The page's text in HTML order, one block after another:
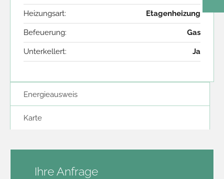
Heizungsart: Etagenheizung
Befeuerung: Gas
Unterkellert: Ja
Energieausweis
Karte
Ihre Anfrage